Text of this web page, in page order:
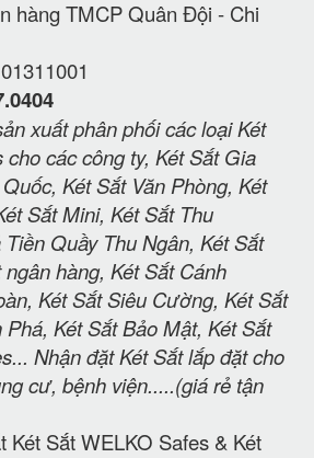
hàng TMCP Quân Đội - Chi
xuất phân phối các loại Két
các công ty, Két Sắt Gia
Két Sắt Văn Phòng, Két
Sắt Mini, Két Sắt Thu
Quầy Thu Ngân, Két Sắt
hàng, Két Sắt Cánh
Két Sắt Siêu Cường, Két Sắt
Két Sắt Bảo Mật, Két Sắt
Nhận đặt Két Sắt lắp đặt cho
cư, bệnh viện.....(giá rẻ tận
Két Sắt WELKO Safes & Két